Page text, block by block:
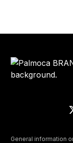
General information